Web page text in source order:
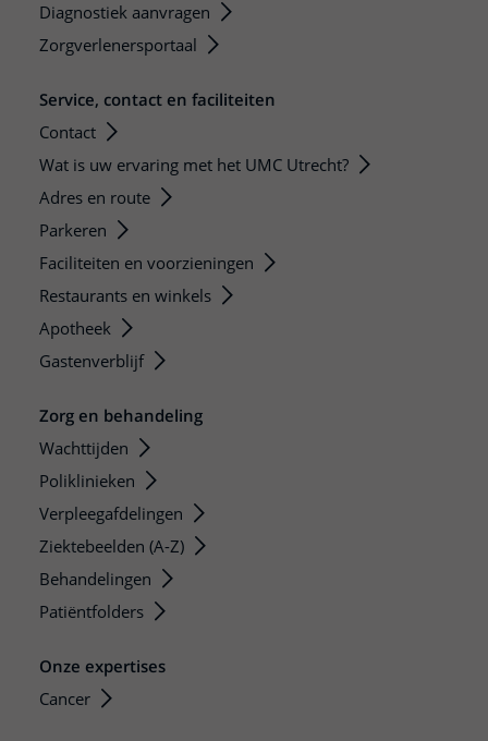
Diagnostiek aanvragen
Zorgverlenersportaal
Service, contact en faciliteiten
Contact
Wat is uw ervaring met het UMC Utrecht?
Adres en route
Parkeren
Faciliteiten en voorzieningen
Restaurants en winkels
Apotheek
Gastenverblijf
Zorg en behandeling
Wachttijden
Poliklinieken
Verpleegafdelingen
Ziektebeelden (A-Z)
Behandelingen
Patiëntfolders
Onze expertises
Cancer